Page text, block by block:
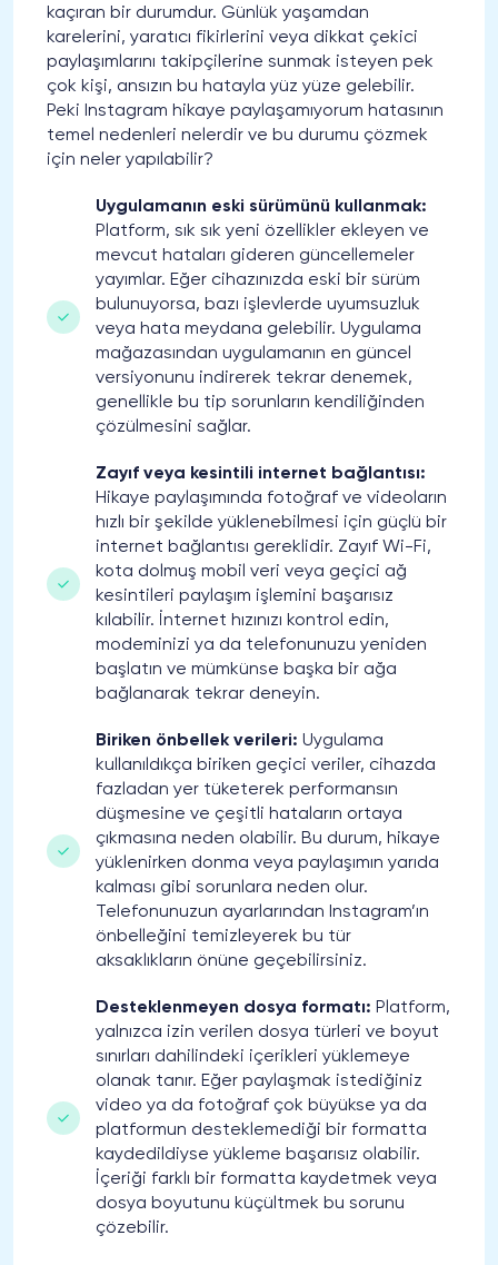
kaçıran bir durumdur. Günlük yaşamdan
karelerini, yaratıcı fikirlerini veya dikkat çekici
paylaşımlarını takipçilerine sunmak isteyen pek
çok kişi, ansızın bu hatayla yüz yüze gelebilir.
Peki Instagram hikaye paylaşamıyorum hatasının
temel nedenleri nelerdir ve bu durumu çözmek
için neler yapılabilir?
Uygulamanın eski sürümünü kullanmak:
Platform, sık sık yeni özellikler ekleyen ve
mevcut hataları gideren güncellemeler
yayımlar. Eğer cihazınızda eski bir sürüm
bulunuyorsa, bazı işlevlerde uyumsuzluk
veya hata meydana gelebilir. Uygulama
mağazasından uygulamanın en güncel
versiyonunu indirerek tekrar denemek,
genellikle bu tip sorunların kendiliğinden
çözülmesini sağlar.
Zayıf veya kesintili internet bağlantısı:
Hikaye paylaşımında fotoğraf ve videoların
hızlı bir şekilde yüklenebilmesi için güçlü bir
internet bağlantısı gereklidir. Zayıf Wi-Fi,
kota dolmuş mobil veri veya geçici ağ
kesintileri paylaşım işlemini başarısız
kılabilir. İnternet hızınızı kontrol edin,
modeminizi ya da telefonunuzu yeniden
başlatın ve mümkünse başka bir ağa
bağlanarak tekrar deneyin.
Biriken önbellek verileri: Uygulama
kullanıldıkça biriken geçici veriler, cihazda
fazladan yer tüketerek performansın
düşmesine ve çeşitli hataların ortaya
çıkmasına neden olabilir. Bu durum, hikaye
yüklenirken donma veya paylaşımın yarıda
kalması gibi sorunlara neden olur.
Telefonunuzun ayarlarından Instagram’ın
önbelleğini temizleyerek bu tür
aksaklıkların önüne geçebilirsiniz.
Desteklenmeyen dosya formatı: Platform,
yalnızca izin verilen dosya türleri ve boyut
sınırları dahilindeki içerikleri yüklemeye
olanak tanır. Eğer paylaşmak istediğiniz
video ya da fotoğraf çok büyükse ya da
platformun desteklemediği bir formatta
kaydedildiyse yükleme başarısız olabilir.
İçeriği farklı bir formatta kaydetmek veya
dosya boyutunu küçültmek bu sorunu
çözebilir.